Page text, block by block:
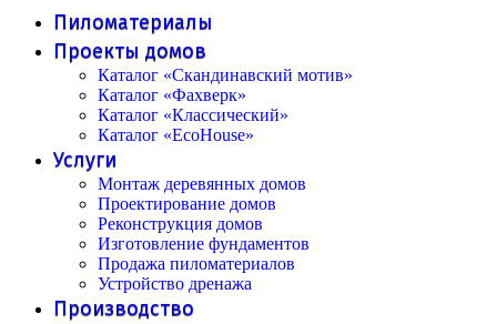
Пиломатериалы
Проекты домов
Каталог «Скандинавский мотив»
Каталог «Фахверк»
Каталог «Классический»
Каталог «EcoHouse»
Услуги
Монтаж деревянных домов
Проектирование домов
Реконструкция домов
Изготовление фундаментов
Продажа пиломатериалов
Устройство дренажа
Производство